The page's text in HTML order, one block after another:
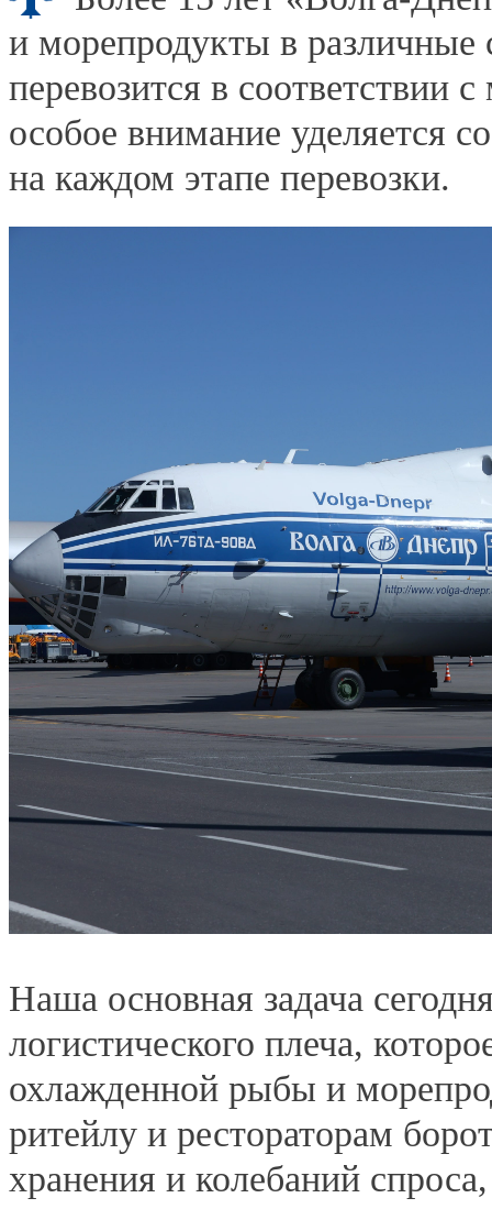
и морепродукты в
перевозится в соответствии
особое внимание уделяется
на каждом этапе перевозки.
Наша основная задача
логистического плеча,
охлажденной рыбы и
ритейлу и рестораторам
хранения и колебаний